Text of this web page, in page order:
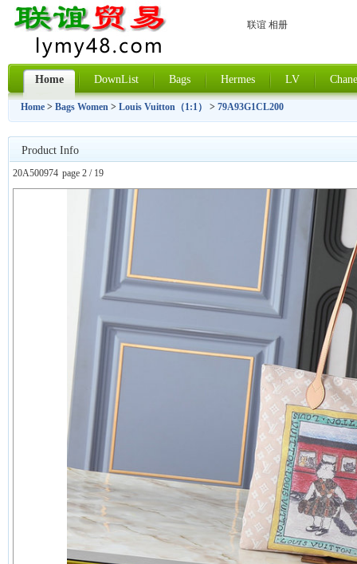
联谊 相册
Home DownList Bags Hermes LV
Home > Bags Women > Louis Vuitton（1:1） > 79A93G1CL200
Product Info
20A500974 page 2 / 19
上一张
下一张